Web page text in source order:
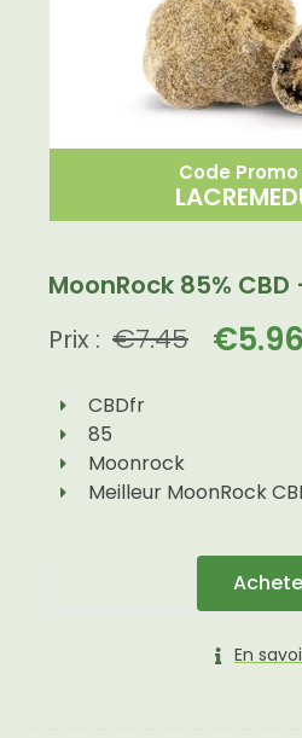
Code Promo
MoonRock 85% CBD
Prix : €7.45 €5.96
CBDfr
85
Moonrock
Meilleur MoonRock
En